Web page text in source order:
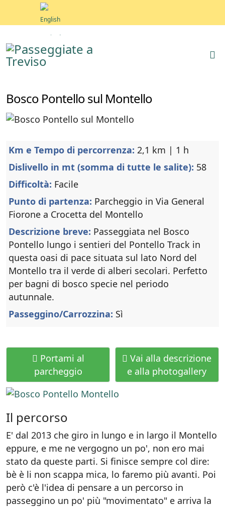
Bosco Pontello sul Montello
Km e Tempo di percorrenza: 2,1 km | 1 h
Dislivello in mt (somma di tutte le salite): 58
Difficoltà: Facile
Punto di partenza: Parcheggio in Via General
Fiorone a Crocetta del Montello
Descrizione breve: Passeggiata nel Bosco
Pontello lungo i sentieri del Pontello Track in
questa oasi di pace situata sul lato Nord del
Montello tra il verde di alberi secolari. Perfetto
per bagni di bosco specie nel periodo
autunnale.
Passeggino/Carrozzina: Sì
Portami al
parcheggio
Vai alla descrizione
e alla photogallery
Il percorso
E' dal 2013 che giro in lungo e in largo il Montello
eppure, e me ne vergogno un po', non ero mai
stato da queste parti. Si finisce sempre col dire:
bè è li non scappa mica, lo faremo più avanti. Poi
però c'è l'idea di pensare a un percorso in
passeggino un po' più "movimentato" e arriva la